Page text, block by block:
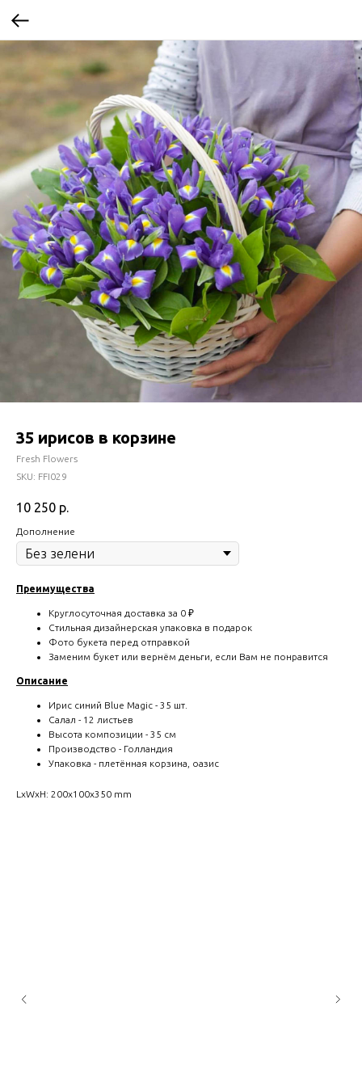
35 ирисов в корзине
Fresh Flowers
SKU: FFI029
10 250 р.
Дополнение
Преимущества
Круглосуточная доставка за 0 ₽
Стильная дизайнерская упаковка в подарок
Фото букета перед отправкой
Заменим букет или вернём деньги, если Вам не понравится
Описание
Ирис синий Blue Magic - 35 шт.
Салал - 12 листьев
Высота композиции - 35 см
Производство - Голландия
Упаковка - плетённая корзина, оазис
LxWxH: 200x100x350 mm